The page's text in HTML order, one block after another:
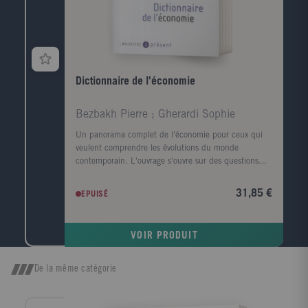
Dictionnaire de l'économie
Bezbakh Pierre ; Gherardi Sophie
Un panorama complet de l'économie pour ceux qui
veulent comprendre les évolutions du monde
contemporain. L'ouvrage s'ouvre sur des questions
pour l'économie ? Le chômage va-t-il baisser ? Quel
impact économique a le réchauffement climatique ? ?
l'esclavage antique jusqu'à la crise financière
dictionnaire: plus de 700 entrées sur les concepts,
EPUISÉ 31,85 €
VOIR PRODUIT
De la même catégorie